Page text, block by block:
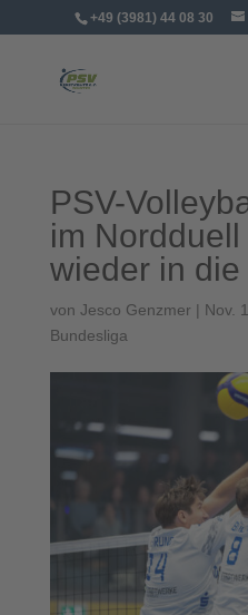
+49 (3981) 44 08 30
PSV-
im Nordduell
wieder in
von Jesco Genzmer | Nov.
Bundesliga